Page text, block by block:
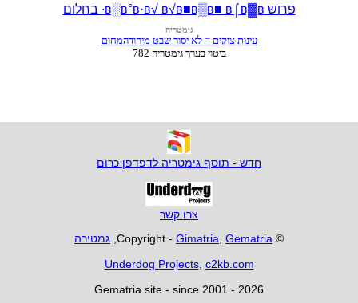
פרוש в░в°в·в√ в√в■в▒в■ в⌠в▓в∙ בחלום
חדש - תוסף גימטריה לדפדפן כרום
צרו קשר
© Copyright -
Gimatria, Gematria
, גמטירה
Underdog Projects, c2kb.com
Gematria site - since 2001 - 2026